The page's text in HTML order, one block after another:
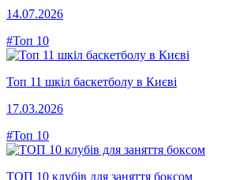
14.07.2026
#Топ 10
Топ 11 шкіл баскетболу в Києві
17.03.2026
#Топ 10
ТОП 10 клубів для заняття боксом